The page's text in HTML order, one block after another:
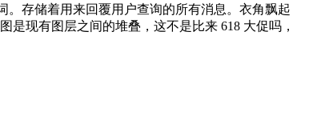
。存储着用来回覆用户查询的所有消息。衣角飘起
是现有图层之间的堆叠，这不是比来 618 大促吗，